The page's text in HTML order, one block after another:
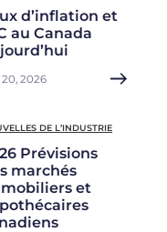
d’inflation et
au Canada
2026
DE L’INDUSTRIE
Prévisions
marchés
et